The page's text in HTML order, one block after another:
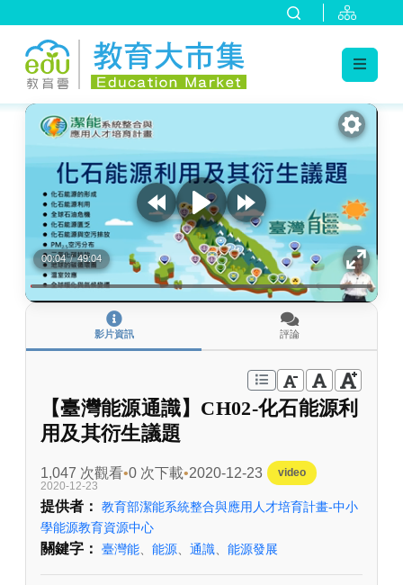
:::
00:04 / 49:04
影片資訊 評論
【臺灣能源通識】CH02-化石能源利
用及其衍生議題
1,047 次觀看 0 次下載 2020-12-23
video
2020-12-23
提供者：
教育部潔能系統整合與應用人才培育計畫-中小
學能源教育資源中心
關鍵字： 臺灣能 能源 通識 能源發展